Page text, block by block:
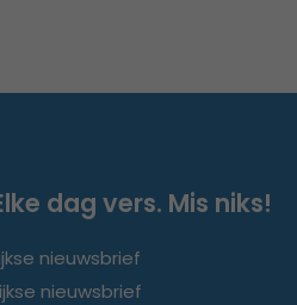
dag vers. Mis niks!
nieuwsbrief
nieuwsbrief